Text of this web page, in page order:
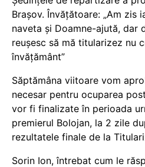
Brașov. Învățătoare: „Am zis
naveta și Doamne-ajută, dar
reușesc să mă titularizez nu
învățământ”
Săptămâna viitoare vom
necesar pentru ocuparea
vor fi finalizate în perioada
premierul Bolojan, la 2 zile
rezultatele finale de la
Sorin Ion, întrebat cum le